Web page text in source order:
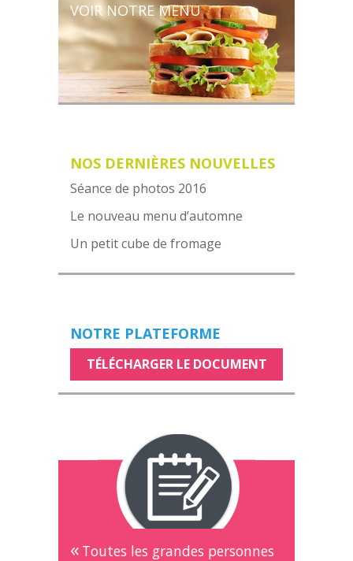
VOIR NOTRE MENU
NOS DERNIÈRES NOUVELLES
Séance de photos 2016
Le nouveau menu d’automne
Un petit cube de fromage
NOTRE PLATEFORME
TÉLÉCHARGER LE DOCUMENT
Toutes les grandes personnes